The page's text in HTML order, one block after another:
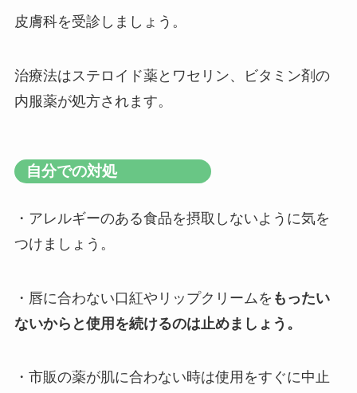
皮膚科を受診しましょう。
治療法はステロイド薬とワセリン、ビタミン剤の
内服薬が処方されます。
自分での対処
・アレルギーのある食品を摂取しないように気を
つけましょう。
・唇に合わない口紅やリップクリームを もったい
ないからと使用を続けるのは止めましょう。
・市販の薬が肌に合わない時は使用をすぐに中止